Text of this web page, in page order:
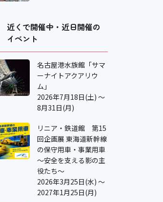
近くで開催中・近日開催の
イベント
名古屋港水族館「サマ
ーナイトアクアリウ
ム」
2026年7月18日(土) ～
8月31日(月)
リニア・鉄道館 第15
回企画展 東海道新幹線
の保守用車・事業用車
～安全を支える影の主
役たち～
2026年3月25日(水) ～
2027年1月25日(月)